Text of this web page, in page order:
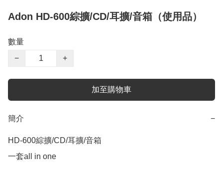
Adon HD-600綜擴/CD/耳擴/音箱（使用品）
數量
−
+
加至購物車
簡介 −
HD-600綜擴/CD/耳擴/音箱
一套all in one